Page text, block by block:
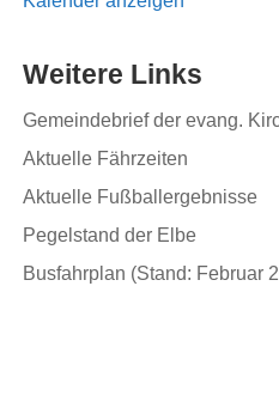
Weitere Links
Gemeindebrief der evang.
Aktuelle Fährzeiten
Aktuelle Fußballergebnisse
Pegelstand der Elbe
Busfahrplan (Stand: Februar